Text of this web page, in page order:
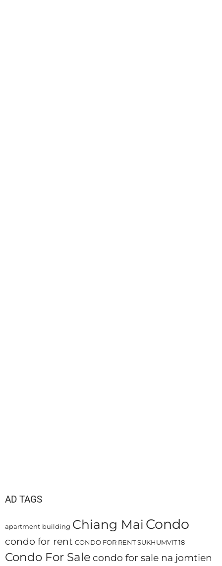
AD TAGS
apartment building Chiang Mai Condo
condo for rent CONDO FOR RENT SUKHUMVIT 18
Condo For Sale condo for sale na jomtien